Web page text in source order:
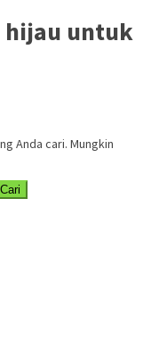
hijau untuk
Anda cari. Mungkin